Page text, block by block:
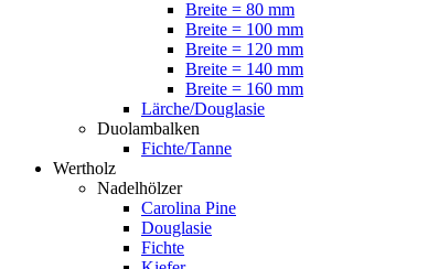
Breite = 80 mm
Breite = 100 mm
Breite = 120 mm
Breite = 140 mm
Breite = 160 mm
Lärche/Douglasie
Duolambalken
Fichte/Tanne
Wertholz
Nadelhölzer
Carolina Pine
Douglasie
Fichte